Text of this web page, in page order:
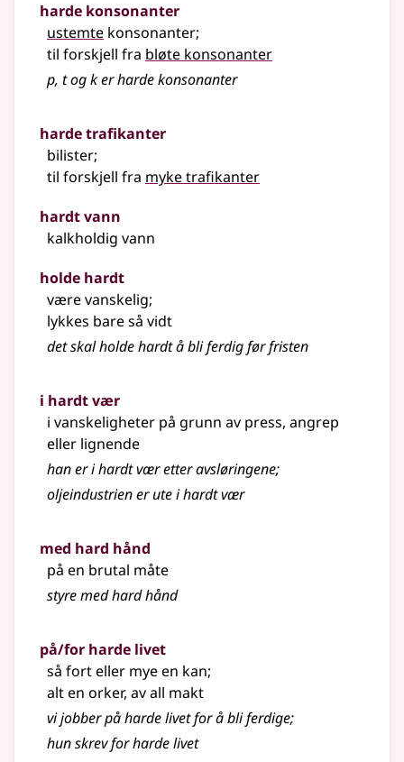
harde konsonanter
ustemte konsonanter;
til forskjell fra bløte konsonanter
p, t og k er harde konsonanter
harde trafikanter
bilister;
til forskjell fra myke trafikanter
hardt vann
kalkholdig vann
holde hardt
være vanskelig;
lykkes bare så vidt
det skal holde hardt å bli ferdig før fristen
i hardt vær
i vanskeligheter på grunn av press, angrep
eller lignende
han er i hardt vær etter avsløringene;
oljeindustrien er ute i hardt vær
med hard hånd
på en brutal måte
styre med hard hånd
på/for harde livet
så fort eller mye en kan;
alt en orker, av all makt
vi jobber på harde livet for å bli ferdige;
hun skrev for harde livet